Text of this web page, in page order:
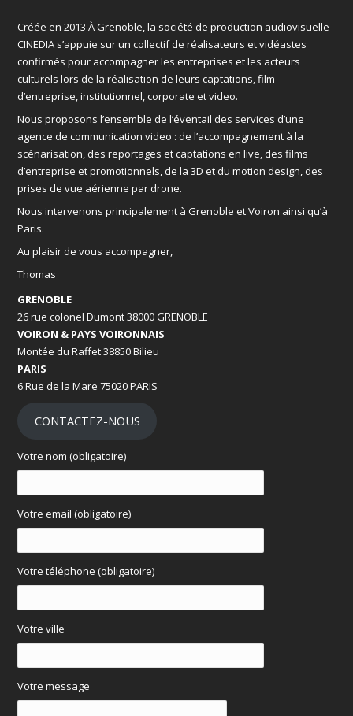
Créée en 2013 À Grenoble, la société de production audiovisuelle
CINEDIA s’appuie sur un collectif de réalisateurs et vidéastes
confirmés pour accompagner les entreprises et les acteurs
culturels lors de la réalisation de leurs captations, film
d’entreprise, institutionnel, corporate et video.
Nous proposons l’ensemble de l’éventail des services d’une
agence de communication video : de l’accompagnement à la
scénarisation, des reportages et captations en live, des films
d’entreprise et promotionnels, de la 3D et du motion design, des
prises de vue aérienne par drone.
Nous intervenons principalement à Grenoble et Voiron ainsi qu’à
Paris.
Au plaisir de vous accompagner,
Thomas
GRENOBLE
26 rue colonel Dumont 38000 GRENOBLE
VOIRON & PAYS VOIRONNAIS
Montée du Raffet 38850 Bilieu
PARIS
6 Rue de la Mare 75020 PARIS
CONTACTEZ-NOUS
Votre nom (obligatoire)
Votre email (obligatoire)
Votre téléphone (obligatoire)
Votre ville
Votre message